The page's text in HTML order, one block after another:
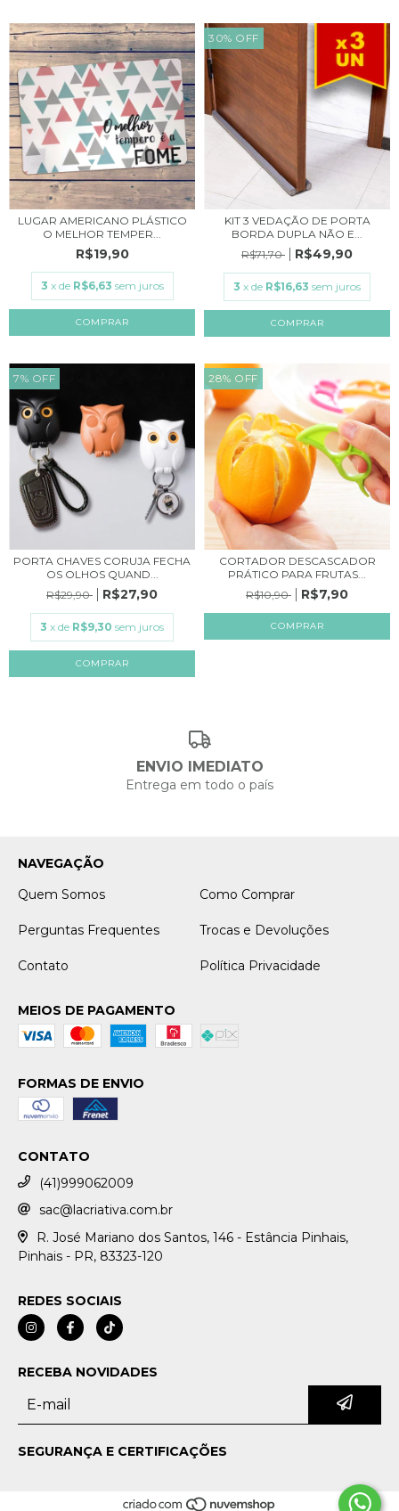
LUGAR AMERICANO PLÁSTICO
O MELHOR TEMPER...
R$19,90
3 x de R$6,63 sem juros
30% OFF
KIT 3 VEDAÇÃO DE PORTA
BORDA DUPLA NÃO E...
R$71,70
R$49,90
3 x de R$16,63 sem juros
7% OFF
PORTA CHAVES CORUJA FECHA
OS OLHOS QUAND...
R$29,90
R$27,90
3 x de R$9,30 sem juros
COMPRAR
28% OFF
CORTADOR DESCASCADOR
PRÁTICO PARA FRUTAS...
R$10,90
R$7,90
COMPRAR
ENVIO IMEDIATO
Entrega em todo o país
NAVEGAÇÃO
Quem Somos
Como Comprar
Perguntas Frequentes Trocas e Devoluções
Contato Política Privacidade
MEIOS DE PAGAMENTO
FORMAS DE ENVIO
CONTATO
(41)999062009
sac@lacriativa.com.br
R. José Mariano dos Santos, 146 - Estância Pinhais,
Pinhais - PR, 83323-120
REDES SOCIAIS
RECEBA NOVIDADES
SEGURANÇA E CERTIFICAÇÕES